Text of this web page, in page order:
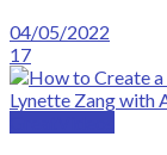
04/05/2022
17